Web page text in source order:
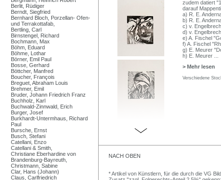
Berlit, Rüdiger
Berndt, Siegfried
Bernhard Bloch, Porzellan- Ofen-
und Terrakottafab,
Bertling, Carl
Birnstengel, Richard
Bochmann, Max
Böhm, Eduard
Böhme, Lothar
Börner, Emil Paul
Bosse, Gerhard
Böttcher, Manfred
Boucher, François
Breguet, Abraham Louis
Brehmer, Emil
Bruder, Johann Friedrich Franz
Buchholz, Karl
Buchwald-Zinnwald, Erich
Burger, Josef
Burkhardt-Untermhaus, Richard
Paul
Bursche, Ernst
Busch, Stefani
Catellani, Enzo
Catellani & Smith,
Christiane Eberhardine von
Brandenburg-Bayreuth,
Christmann, Sabine
Clar, Hans (Johann)
Claus, Carlfriedrich
zudem datiert
darauf
a) R. E.
b) R. E.
c) v.
d) v.
e) A. Fischel
f) A. Fischel
g) E. Meurer
h) E. Meurer
> Mehr lesen
Verschiedene
NACH OBEN
* Artikel von Künstlern, für die durch die VG